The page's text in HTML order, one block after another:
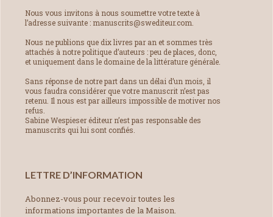
Nous vous invitons à nous soumettre votre texte à
l’adresse suivante : manuscrits@swediteur.com.
Nous ne publions que dix livres par an et sommes très
attachés à notre politique d’auteurs : peu de places, donc,
et uniquement dans le domaine de la littérature générale.
Sans réponse de notre part dans un délai d’un mois, il
vous faudra considérer que votre manuscrit n’est pas
retenu. Il nous est par ailleurs impossible de motiver nos
refus.
Sabine Wespieser éditeur n’est pas responsable des
manuscrits qui lui sont confiés.
LETTRE D’INFORMATION
Abonnez-vous pour recevoir toutes les
informations importantes de la Maison.